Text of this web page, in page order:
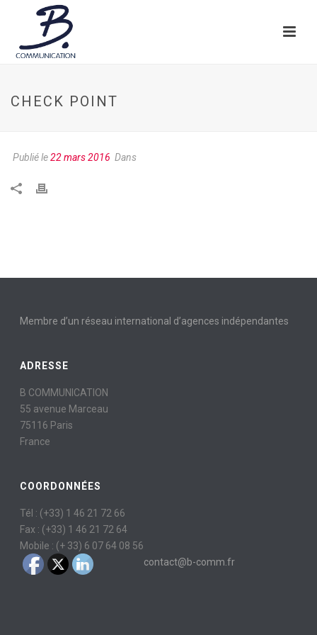
CHECK POINT
Publié le22 mars 2016 Dans
Membre d’un réseau international d’agences indépendantes
ADRESSE
B COMMUNICATION
55 avenue Marceau
75116 Paris
France
COORDONNÉES
Tél : (+33) 1 46 21 72 66
Fax : (+33) 1 46 21 72 64
Mobile : (+ 33) 6 07 64 08 56
contact@b-comm.fr